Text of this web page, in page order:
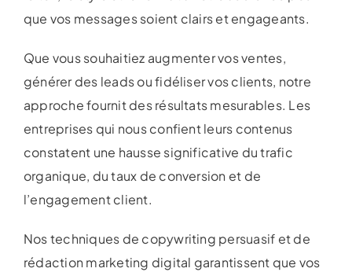
que vos messages soient clairs et engageants.
Que vous souhaitiez augmenter vos ventes,
générer des leads ou fidéliser vos clients, notre
approche fournit des résultats mesurables. Les
entreprises qui nous confient leurs contenus
constatent une hausse significative du trafic
organique, du taux de conversion et de
l’engagement client.
Nos techniques de copywriting persuasif et de
rédaction marketing digital garantissent que vos